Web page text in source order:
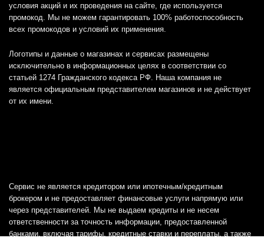
условия акций и их проведения на сайте, где используется
промокод. Мы не можем гарантировать 100% работоспособность
всех промокодов и условий их применения.
Логотипы и данные о магазинах и сервисах размещены
исключительно в информационных целях в соответствии со
статьей 1274 Гражданского кодекса РФ. Наша компания не
является официальным представителем магазинов и не действует
от их имени.
Сервис не является кредитором или ипотечным/кредитным
брокером и не предоставляет финансовые услуги напрямую или
через представителей. Мы не выдаем кредиты и не несем
ответственности за точность информации, предоставленной
банками, включая тарифы, кредитные ставки и переплаты, а также